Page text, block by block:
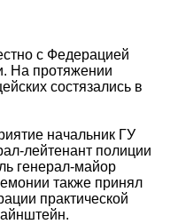
с Федерацией
На протяжении
состязались в
начальник ГУ
лейтенант полиции
генерал-майор
также принял
практической